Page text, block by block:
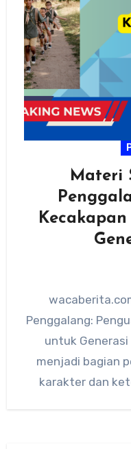
Materi
Penggalang:
untuk Generasi
menjadi bagian
karakter dan